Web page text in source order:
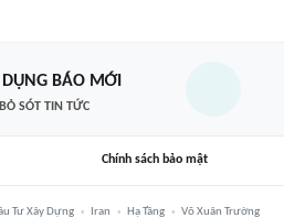
BÁO MỚI
SÓT TIN TỨC
Chính sách bảo mật
Tư Xây Dựng Iran Hạ Tầng Võ Xuân Trường